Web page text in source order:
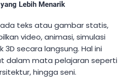
Lebih Menarik
teks atau gambar statis,
video, animasi, simulasi
secara langsung. Hal ini
dalam mata pelajaran seperti
hingga seni.